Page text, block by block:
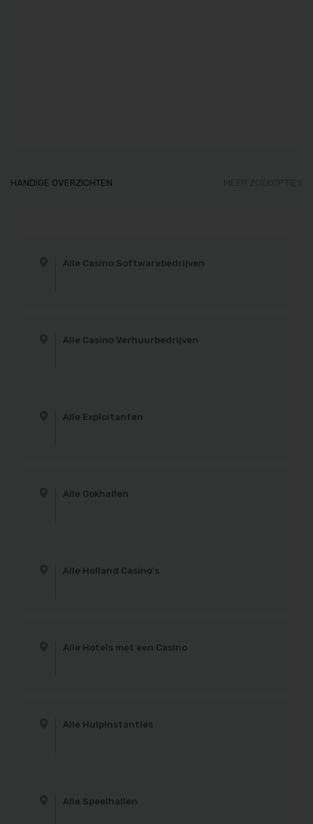
HANDIGE OVERZICHTEN
Alle Casino Softwarebedrijven
Alle Casino Verhuurbedrijven
Alle Exploitanten
Alle Gokhallen
Alle Holland Casino's
Alle Hotels met een Casino
Alle Hulpinstanties
Alle Speelhallen